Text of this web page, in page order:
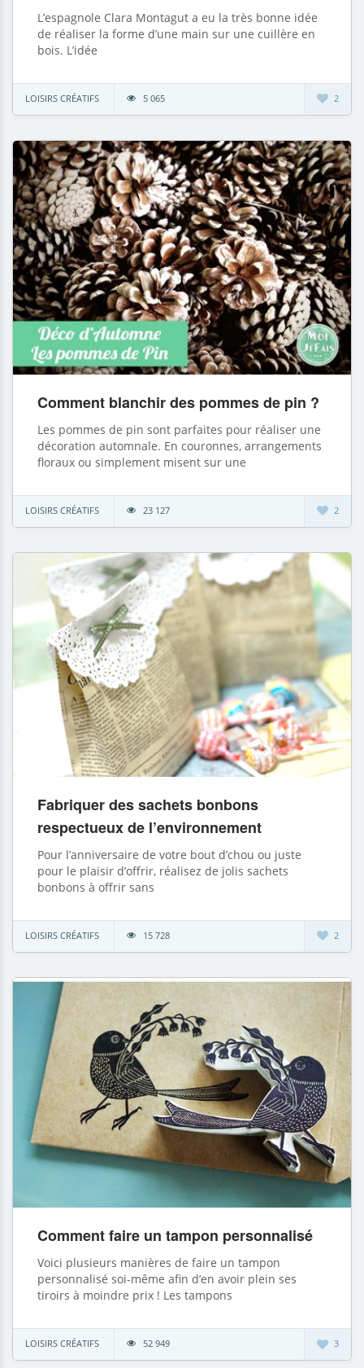
L’espagnole Clara Montagut a eu la très bonne idée
de réaliser la forme d’une main sur une cuillère en
bois. L’idée
LOISIRS CRÉATIFS 5 065 2
Comment blanchir des pommes de pin ?
Les pommes de pin sont parfaites pour réaliser une
décoration automnale. En couronnes, arrangements
floraux ou simplement misent sur une
LOISIRS CRÉATIFS 23 127 2
Fabriquer des sachets bonbons
respectueux de l’environnement
Pour l’anniversaire de votre bout d’chou ou juste
pour le plaisir d’offrir, réalisez de jolis sachets
bonbons à offrir sans
LOISIRS CRÉATIFS 15 728 2
Comment faire un tampon personnalisé
Voici plusieurs manières de faire un tampon
personnalisé soi-même afin d’en avoir plein ses
tiroirs à moindre prix ! Les tampons
LOISIRS CRÉATIFS 52 949 3